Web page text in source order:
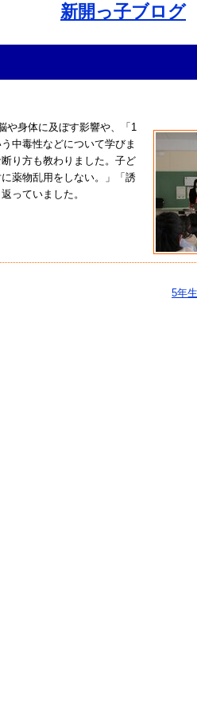
新開っ子ブログ
や身体に及ぼす影響や、「1
中毒性などについて学びま
り方も教わりました。子ど
薬物乱用をしない。」「誘
っていました。
5年